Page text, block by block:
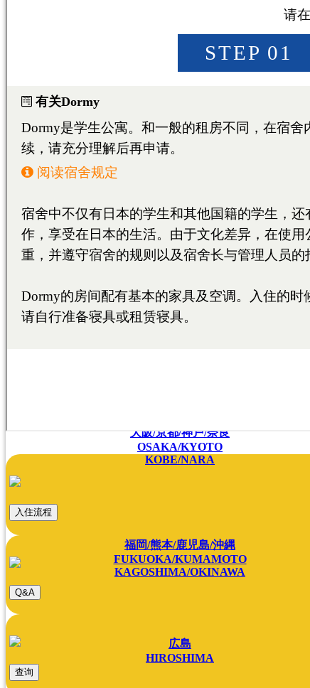
名古屋/甲府/新潟/金沢
NAGOYA/KOFU
NIIGATA/KANAZAWA
大阪/京都/神戸/奈良
OSAKA/KYOTO
KOBE/NARA
福岡/熊本/鹿児島/沖縄
FUKUOKA/KUMAMOTO
KAGOSHIMA/OKINAWA
広島
HIROSHIMA
入住流程
Q&A
查询